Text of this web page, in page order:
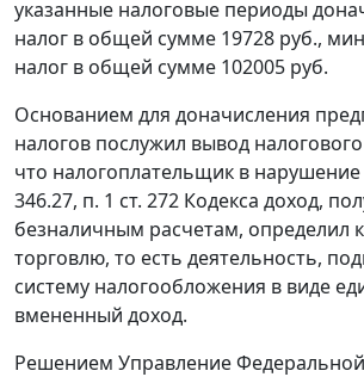
указанные налоговые периоды
налог в общей сумме 19728 руб.,
налог в общей сумме 102005 руб.
Основанием для доначисления
налогов послужил вывод
что налогоплательщик в нарушение
346.27, п. 1 ст. 272 Кодекса доход,
безналичным расчетам, определил
торговлю, то есть деятельность,
систему налогообложения в виде
вмененный доход.
Решением Управление